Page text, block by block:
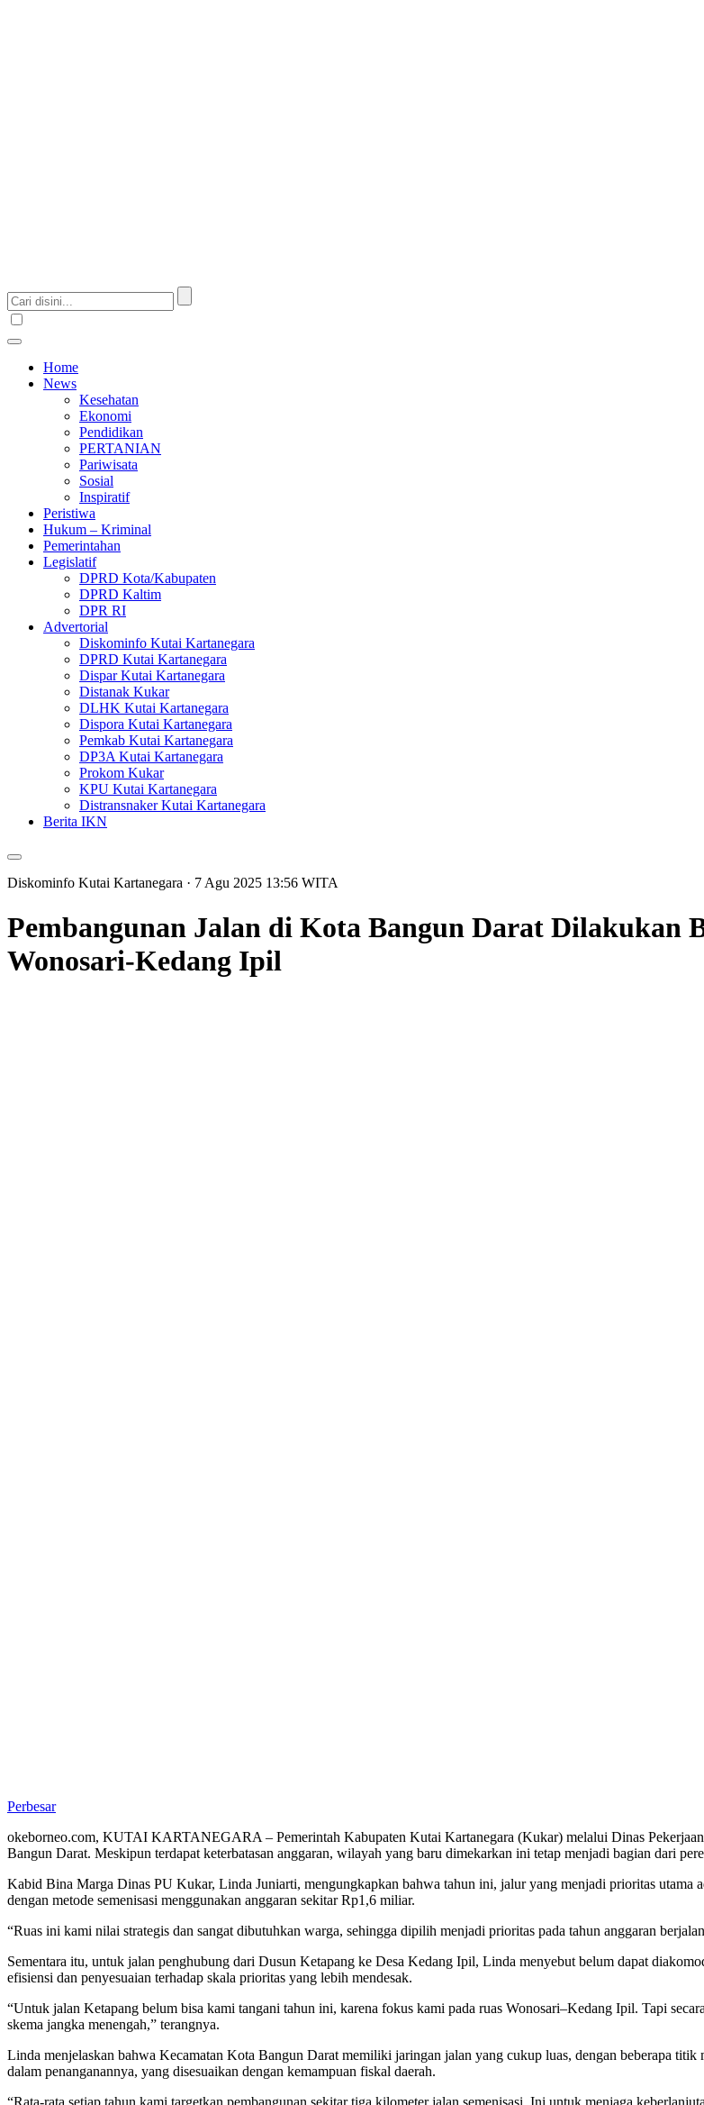
Home
News
Kesehatan
Ekonomi
Pendidikan
PERTANIAN
Pariwisata
Sosial
Inspiratif
Peristiwa
Hukum – Kriminal
Pemerintahan
Legislatif
DPRD Kota/Kabupaten
DPRD Kaltim
DPR RI
Advertorial
Diskominfo Kutai Kartanegara
DPRD Kutai Kartanegara
Dispar Kutai Kartanegara
Distanak Kukar
DLHK Kutai Kartanegara
Dispora Kutai Kartanegara
Pemkab Kutai Kartanegara
DP3A Kutai Kartanegara
Prokom Kukar
KPU Kutai Kartanegara
Distransnaker Kutai Kartanegara
Berita IKN
Diskominfo Kutai Kartanegara · 7 Agu 2025 13:56 WITA
Pembangunan Jalan di Kota Bangun Darat Dilakukan
Wonosari-Kedang Ipil
Perbesar
okeborneo.com, KUTAI KARTANEGARA – Pemerintah Kabupaten Kutai Kartanegara (Kukar) melalui Dinas
Bangun Darat. Meskipun terdapat keterbatasan anggaran, wilayah yang baru dimekarkan ini tetap menjadi bagian dari
Kabid Bina Marga Dinas PU Kukar, Linda Juniarti, mengungkapkan bahwa tahun ini, jalur yang menjadi prioritas utama
dengan metode semenisasi menggunakan anggaran sekitar Rp1,6 miliar.
“Ruas ini kami nilai strategis dan sangat dibutuhkan warga, sehingga dipilih menjadi prioritas pada tahun anggaran
Sementara itu, untuk jalan penghubung dari Dusun Ketapang ke Desa Kedang Ipil, Linda menyebut belum dapat
efisiensi dan penyesuaian terhadap skala prioritas yang lebih mendesak.
“Untuk jalan Ketapang belum bisa kami tangani tahun ini, karena fokus kami pada ruas Wonosari–Kedang Ipil. Tapi
skema jangka menengah,” terangnya.
Linda menjelaskan bahwa Kecamatan Kota Bangun Darat memiliki jaringan jalan yang cukup luas, dengan beberapa
dalam penanganannya, yang disesuaikan dengan kemampuan fiskal daerah.
“Rata-rata setiap tahun kami targetkan pembangunan sekitar tiga kilometer jalan semenisasi. Ini untuk menjaga